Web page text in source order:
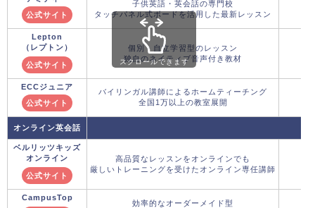
公式サイト
子供英語・英会話の専門校
タッチパネル式ボードを活用した最新レッスン
Lepton
（レプトン）
公式サイト
個別・自立学習型のレッスン
独自のネイティブ音声付き教材
ECCジュニア
公式サイト
バイリンガル講師によるホームティーチング
全国1万以上の教室展開
オンライン英会話
ベルリッツキッズ
オンライン
公式サイト
高品質なレッスンをオンラインでも
厳しいトレーニングを受けたオンライン専任講師
CampusTop
効率的なオーダーメイド型
スクロールできます